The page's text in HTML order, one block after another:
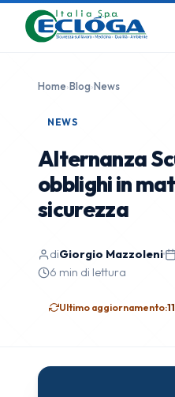
Home›Blog›News
NEWS
Alternanza
obblighi in
sicurezza
diGiorgio Mazzoleni·
6 min di lettura
Ultimo aggiornamento: